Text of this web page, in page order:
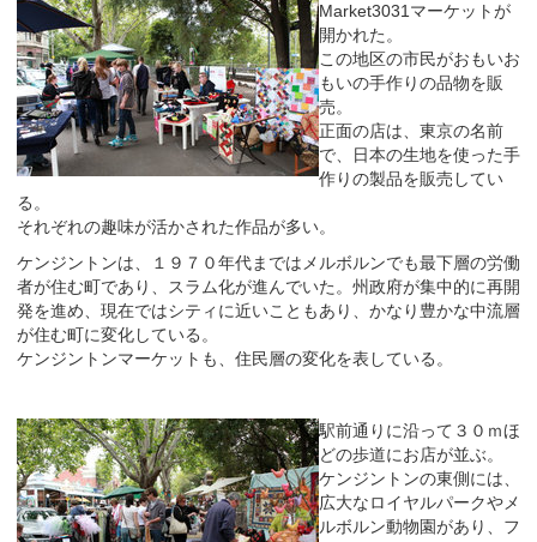
Market3031マーケットが
開かれた。
この地区の市民がおもいお
もいの手作りの品物を販
売。
正面の店は、東京の名前
で、日本の生地を使った手
作りの製品を販売してい
る。
それぞれの趣味が活かされた作品が多い。
ケンジントンは、１９７０年代まではメルボルンでも最下層の労働
者が住む町であり、スラム化が進んでいた。州政府が集中的に再開
発を進め、現在ではシティに近いこともあり、かなり豊かな中流層
が住む町に変化している。
ケンジントンマーケットも、住民層の変化を表している。
駅前通りに沿って３０ｍほ
どの歩道にお店が並ぶ。
ケンジントンの東側には、
広大なロイヤルパークやメ
ルボルン動物園があり、フ